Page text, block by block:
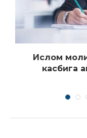
Ислом
касбига